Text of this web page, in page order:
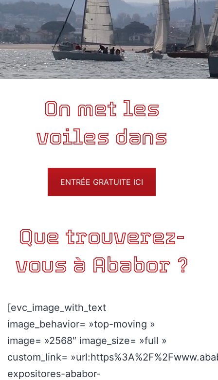
On met les
voiles dans
ENTRÉE GRATUITE ICI
Que trouverez-
vous à Ababor ?
[evc_image_with_text
image_behavior= »top-moving »
image= »2568″ image_size= »full »
custom_link=
expositores-ababor-